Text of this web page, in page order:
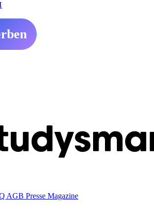
AGB Presse Magazine